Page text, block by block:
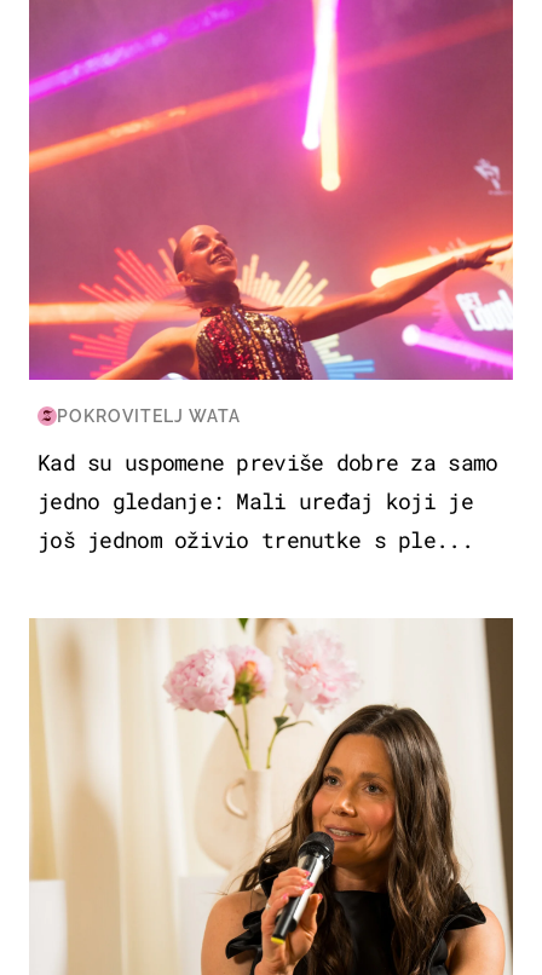
KULTURA & ZABAVA
POKROVITELJ WATA
Kad su uspomene previše dobre za samo
jedno gledanje: Mali uređaj koji je
još jednom oživio trenutke s ple...
MODA & LJEPOTA